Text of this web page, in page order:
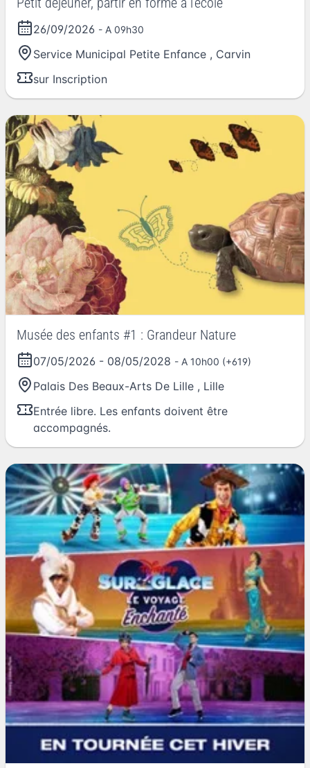
26/09/2026 - A 09h30
Service Municipal Petite Enfance , Carvin
sur Inscription
Musée des enfants #1 : Grandeur Nature
07/05/2026 - 08/05/2028 - A 10h00 (+619)
Palais Des Beaux-Arts De Lille , Lille
Entrée libre. Les enfants doivent être
accompagnés.